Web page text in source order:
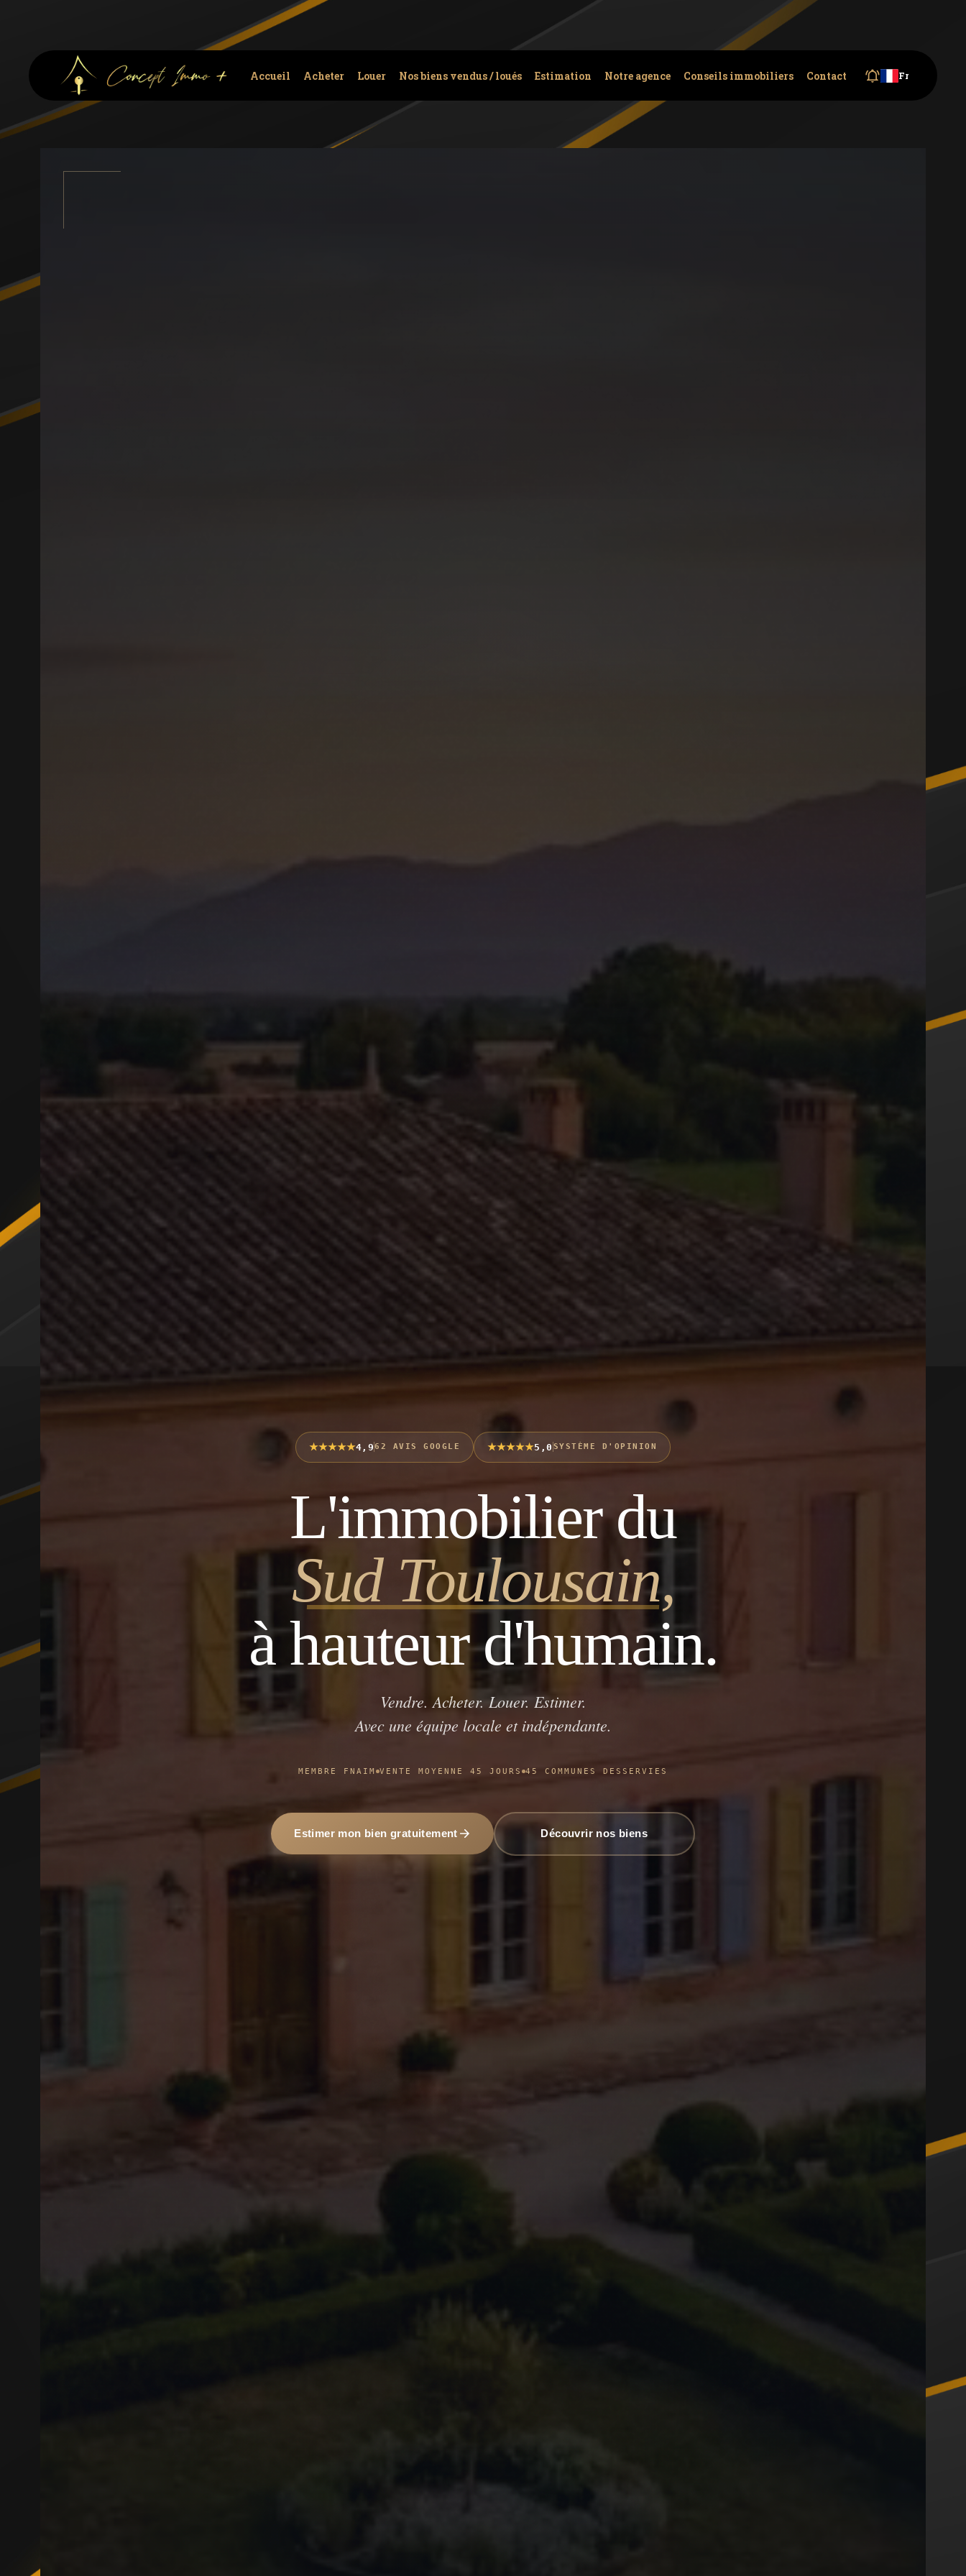
Accueil Acheter Louer Nos biens vendus / loués Estimation Notre agence Conseils immobiliers Contact Fr
★★★★★4,962 AVIS GOOGLE ★★★★★5,0 SYSTÈME D'OPINION
L'immobilier du
Sud Toulousain,
à hauteur d'humain.
Vendre. Acheter. Louer. Estimer.
Avec une équipe locale et indépendante.
MEMBRE FNAIM VENTE MOYENNE 45 JOURS 45 COMMUNES DESSERVIES
Estimer mon bien gratuitement Découvrir nos biens